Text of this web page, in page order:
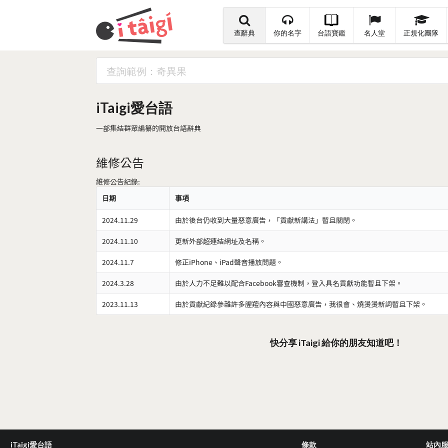
查辭典 你的名字 台語寶鑑 名人堂 正規化團隊
iTaigi愛台語
一部集結群眾編纂的開放台語辭典
維修公告
維修公告紀錄:
日期
事項
2024.11.29 由於後台仍收到大量惡意廣告，「貢獻新講法」暫且關閉。
2024.11.10 更新外部超連結網址及名稱。
2024.11.7 修正iPhone、iPad聲音播放問題。
2024.3.28 由於人力不足難以配合Facebook審查機制，登入具名貢獻功能暫且下架。
2023.11.13 由於貢獻紀錄參雜許多腥羶內容與中國惡意廣告，我很會、燒燙燙新詞暫且下架。
快分享 iTaigi 給你的朋友知道吧！
iTaigi愛台語 條款 站內